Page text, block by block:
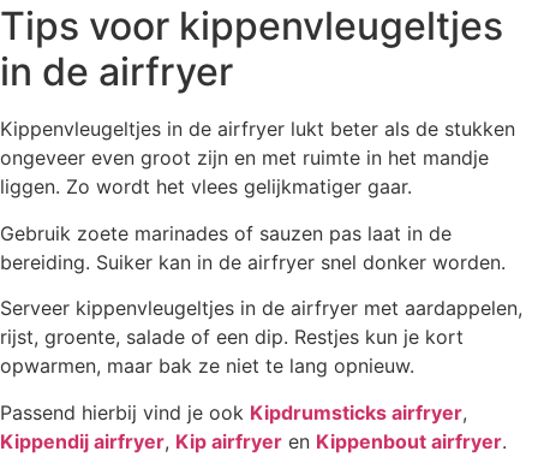
Tips voor kippenvleugeltjes
in de airfryer
Kippenvleugeltjes in de airfryer lukt beter als de stukken
ongeveer even groot zijn en met ruimte in het mandje
liggen. Zo wordt het vlees gelijkmatiger gaar.
Gebruik zoete marinades of sauzen pas laat in de
bereiding. Suiker kan in de airfryer snel donker worden.
Serveer kippenvleugeltjes in de airfryer met aardappelen,
rijst, groente, salade of een dip. Restjes kun je kort
opwarmen, maar bak ze niet te lang opnieuw.
Passend hierbij vind je ook Kipdrumsticks airfryer,
Kippendij airfryer, Kip airfryer en Kippenbout airfryer.